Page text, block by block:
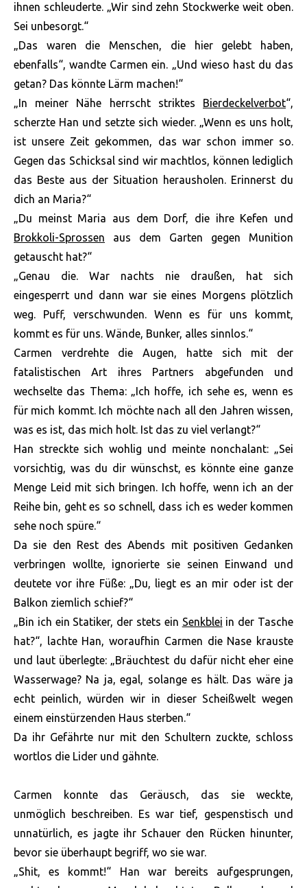
ihnen schleuderte. „Wir sind zehn Stockwerke weit oben.
Sei unbesorgt.“
„Das waren die Menschen, die hier gelebt haben,
ebenfalls“, wandte Carmen ein. „Und wieso hast du das
getan? Das könnte Lärm machen!“
„In meiner Nähe herrscht striktes Bierdeckelverbot“,
scherzte Han und setzte sich wieder. „Wenn es uns holt,
ist unsere Zeit gekommen, das war schon immer so.
Gegen das Schicksal sind wir machtlos, können lediglich
das Beste aus der Situation herausholen. Erinnerst du
dich an Maria?“
„Du meinst Maria aus dem Dorf, die ihre Kefen und
Brokkoli-Sprossen aus dem Garten gegen Munition
getauscht hat?“
„Genau die. War nachts nie draußen, hat sich
eingesperrt und dann war sie eines Morgens plötzlich
weg. Puff, verschwunden. Wenn es für uns kommt,
kommt es für uns. Wände, Bunker, alles sinnlos.“
Carmen verdrehte die Augen, hatte sich mit der
fatalistischen Art ihres Partners abgefunden und
wechselte das Thema: „Ich hoffe, ich sehe es, wenn es
für mich kommt. Ich möchte nach all den Jahren wissen,
was es ist, das mich holt. Ist das zu viel verlangt?“
Han streckte sich wohlig und meinte nonchalant: „Sei
vorsichtig, was du dir wünschst, es könnte eine ganze
Menge Leid mit sich bringen. Ich hoffe, wenn ich an der
Reihe bin, geht es so schnell, dass ich es weder kommen
sehe noch spüre.“
Da sie den Rest des Abends mit positiven Gedanken
verbringen wollte, ignorierte sie seinen Einwand und
deutete vor ihre Füße: „Du, liegt es an mir oder ist der
Balkon ziemlich schief?“
„Bin ich ein Statiker, der stets ein Senkblei in der Tasche
hat?“, lachte Han, woraufhin Carmen die Nase krauste
und laut überlegte: „Bräuchtest du dafür nicht eher eine
Wasserwage? Na ja, egal, solange es hält. Das wäre ja
echt peinlich, würden wir in dieser Scheißwelt wegen
einem einstürzenden Haus sterben.“
Da ihr Gefährte nur mit den Schultern zuckte, schloss
wortlos die Lider und gähnte.
Carmen konnte das Geräusch, das sie weckte,
unmöglich beschreiben. Es war tief, gespenstisch und
unnatürlich, es jagte ihr Schauer den Rücken hinunter,
bevor sie überhaupt begriff, wo sie war.
„Shit, es kommt!“ Han war bereits aufgesprungen,